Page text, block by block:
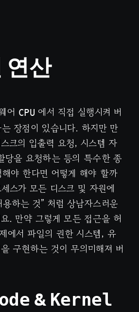
연산
어 CPU 에서 직접 실행시켜 버
장점이 있습니다. 하지만 만
크의 입출력 요청, 시스템 자
당을 요청하는 등의 특수한 종
야 한다면 어떻게 해야 할까
스가 모든 디스크 및 자원에
하는 것” 처럼 상남자스러운
. 만약 그렇게 모든 접근을 허
에서 파일의 권한 시스템, 유
구현하는 것이 무의미해져 버
& Kernel